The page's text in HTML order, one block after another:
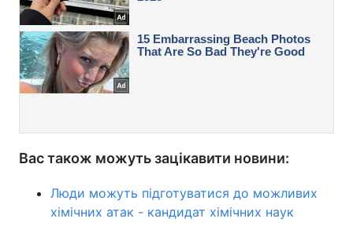
Вас також можуть зацікавити новини:
Люди можуть підготуватися до можливих
хімічних атак - кандидат хімічних наук